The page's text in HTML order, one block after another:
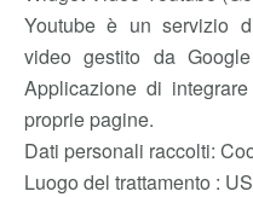
Youtube è un servizio
video gestito da
Applicazione di
proprie pagine.
Dati personali raccolti:
Luogo del trattamento :